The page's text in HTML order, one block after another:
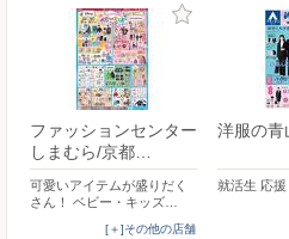
ファッションセンター
しまむら/京都…
可愛いアイテムが盛りだく
さん！ ベビー・キッズ…
[＋]その他の店舗
洋服の青
就活生 応援